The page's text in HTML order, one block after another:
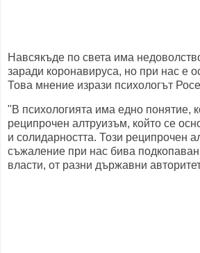
Навсякъде по света има
заради коронавируса, но при нас е
Това мнение изрази психологът
"В психологията има едно понятие,
реципрочен алтруизъм, който се
и солидарността. Този реципрочен
съжаление при нас бива
власти, от разни държавни